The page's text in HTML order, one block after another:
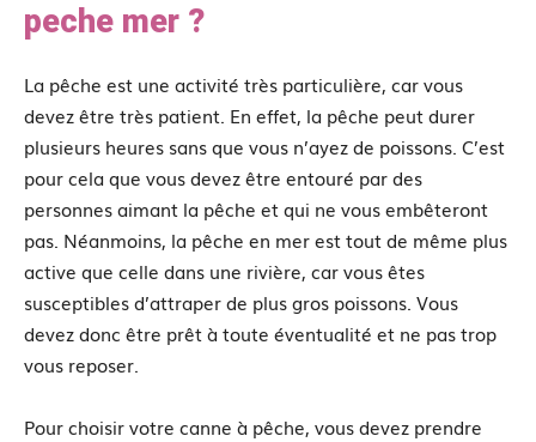
peche mer ?
La pêche est une activité très particulière, car vous
devez être très patient. En effet, la pêche peut durer
plusieurs heures sans que vous n’ayez de poissons. C’est
pour cela que vous devez être entouré par des
personnes aimant la pêche et qui ne vous embêteront
pas. Néanmoins, la pêche en mer est tout de même plus
active que celle dans une rivière, car vous êtes
susceptibles d’attraper de plus gros poissons. Vous
devez donc être prêt à toute éventualité et ne pas trop
vous reposer.
Pour choisir votre canne à pêche, vous devez prendre